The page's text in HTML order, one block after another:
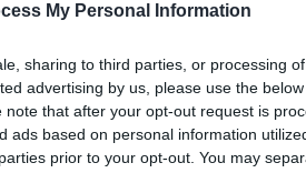
My Personal Information
sharing to third parties, or processing
advertising by us, please use the
that after your opt-out request is
ads based on personal information
prior to your opt-out. You may
az egyik legfontosabb feladat azok
sokfélesége azonban számos
a cikkben összehasonlítunk két szabadon
elemeket, amelyek a döntésünket